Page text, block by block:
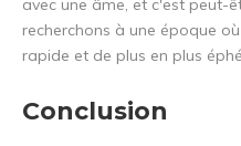
avec une âme, et c'est peut-
recherchons à une époque
rapide et de plus en plus
Conclusion